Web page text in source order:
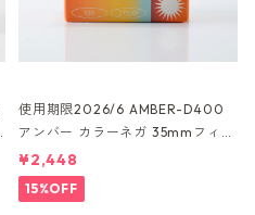
使用期限2026/6 AMBER-D400
アンバー カラーネガ 35mmフィル
ム 27枚撮り (K031)
¥2,448
15%OFF